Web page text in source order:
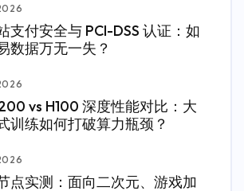
支付安全与 PCI-DSS 认证：如
数据万无一失？
vs H100 深度性能对比：大
训练如何打破算力瓶颈？
点实测：面向二次元、游戏加